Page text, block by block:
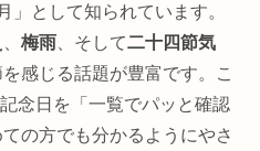
」として知られています。
梅雨 、そして二十四節気
感じる話題が豊富です。こ
念日を「一覧でパッと確認
の方でも分かるようにやさ